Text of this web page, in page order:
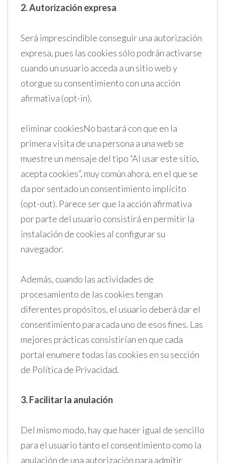
2. Autorización expresa
Será imprescindible conseguir una autorización
expresa, pues las cookies sólo podrán activarse
cuando un usuario acceda a un sitio web y
otorgue su consentimiento con una acción
afirmativa (opt-in).
eliminar cookiesNo bastará con que en la
primera visita de una persona a una web se
muestre un mensaje del tipo “Al usar este sitio,
acepta cookies”, muy común ahora, en el que se
da por sentado un consentimiento implícito
(opt-out). Parece ser que la acción afirmativa
por parte del usuario consistirá en permitir la
instalación de cookies al configurar su
navegador.
Además, cuando las actividades de
procesamiento de las cookies tengan
diferentes propósitos, el usuario deberá dar el
consentimiento para cada uno de esos fines. Las
mejores prácticas consistirían en que cada
portal enumere todas las cookies en su sección
de Política de Privacidad.
3. Facilitar la anulación
Del mismo modo, hay que hacer igual de sencillo
para el usuario tanto el consentimiento como la
anulación de una autorización para admitir